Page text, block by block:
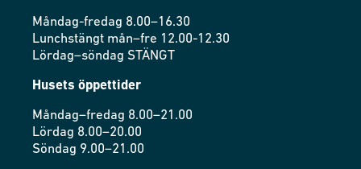
Måndag-fredag 8.00–16.30
Lunchstängt mån–fre 12.00-12.30
Lördag–söndag STÄNGT
Husets öppettider
Måndag–fredag 8.00–21.00
Lördag 8.00–20.00
Söndag 9.00–21.00